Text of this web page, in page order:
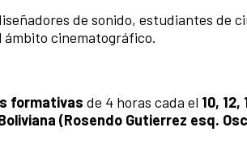
de sonido, estudiantes de
ámbito cinematográfico.
formativas de 4 horas cada el 10, 12,
(Rosendo Gutierrez esq.